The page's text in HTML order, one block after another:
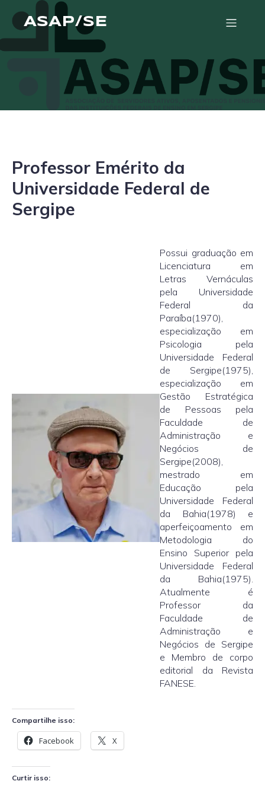
ASAP/SE
Professor Emérito da
Universidade Federal de
Sergipe
Possui graduação em
Licenciatura em
Letras Vernáculas
pela Universidade
Federal da
Paraíba(1970),
especialização em
Psicologia pela
Universidade Federal
de Sergipe(1975),
especialização em
Gestão Estratégica
de Pessoas pela
Faculdade de
Administração e
Negócios de
Sergipe(2008),
mestrado em
Educação pela
Universidade Federal
da Bahia(1978) e
aperfeiçoamento em
Metodologia do
Ensino Superior pela
Universidade Federal
da Bahia(1975).
Atualmente é
Professor da
Faculdade de
Administração e
Negócios de Sergipe
e Membro de corpo
editorial da Revista
FANESE.
Compartilhe isso:
Facebook X
Curtir isso: